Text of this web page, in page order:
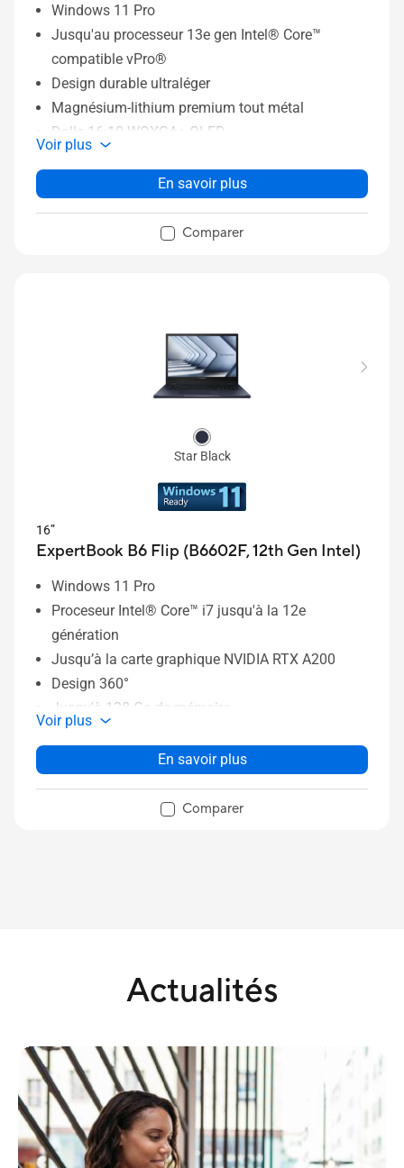
Windows 11 Pro
Jusqu'au processeur 13e gen Intel® Core™
compatible vPro®
Design durable ultraléger
Magnésium-lithium premium tout métal
Dalle 16:10 WQXGA+ OLED
Refroidissement intelligent via deux ventilateurs
Norme militaire MIL-STD 810H US
Voir plus
En savoir plus
Comparer
Star Black
16”
ExpertBook B6 Flip (B6602F, 12th Gen Intel)
Windows 11 Pro
Proceseur Intel® Core™ i7 jusqu'à la 12e
génération
Jusqu’à la carte graphique NVIDIA RTX A200
Design 360°
Jusqu'à 128 Go de mémoire
Jusqu’à 4 To de stockage SSD
Voir plus
En savoir plus
Comparer
Actualités